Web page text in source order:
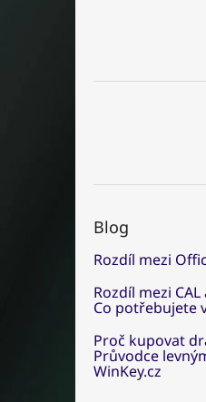
Blog
Rozdíl mezi
Rozdíl mezi CAL
Co potřebujete
Proč kupovat
Průvodce
WinKey.cz